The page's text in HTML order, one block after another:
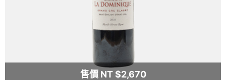
售價 NT $2,670